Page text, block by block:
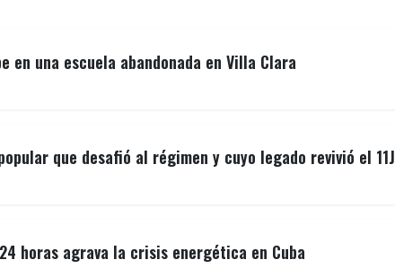
una escuela abandonada en Villa Clara
que desafió al régimen y cuyo legado revivió el 11J
horas agrava la crisis energética en Cuba